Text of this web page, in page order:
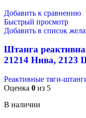
Добавить к сравнению
Быстрый просмотр
Добавить в список
Штанга
21214 Нива, 2123
Реактивные тяги-
Оценка 0 из 5
В наличии